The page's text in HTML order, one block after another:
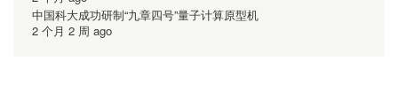
中国科大成功研制“九章四号”量子计算原型机
2 个月 2 周 ago